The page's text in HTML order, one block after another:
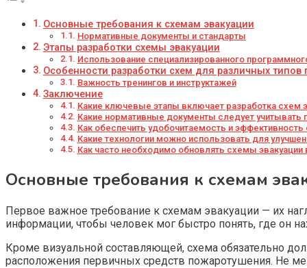
Основные требования к схемам эвакуации
Нормативные документы и стандарты
Этапы разработки схемы эвакуации
Использование специализированного
Особенности разработки схем для различных
Важность тренингов и инструктажей
Заключение
Какие ключевые этапы включает разработка схем
Какие нормативные документы следует учитывать
Как обеспечить удобочитаемость и
Какие технологии можно использовать для
Как часто необходимо обновлять схемы
Основные требования к схемам
Первое важное требование к схемам эвакуации — их
информации, чтобы человек мог быстро понять, где он
Кроме визуальной составляющей, схема обязательно
расположения первичных средств пожаротушения. Не